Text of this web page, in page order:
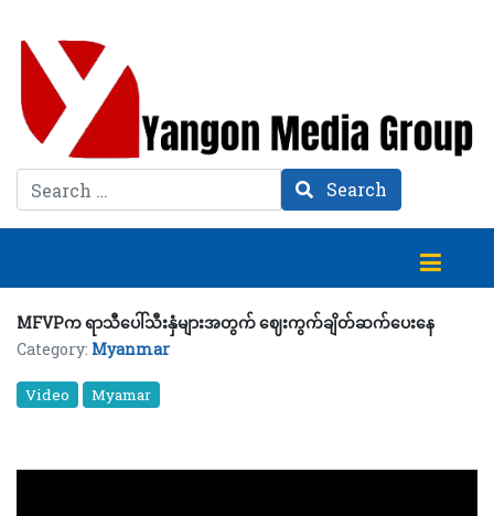
Search Search
MFVPက ရာသီပေါ်သီးနှံများအတွက် ဈေးကွက်ချိတ်ဆက်ပေးနေ
Category: Myanmar
Video Myamar